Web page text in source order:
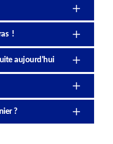
!
aujourd'hui
?